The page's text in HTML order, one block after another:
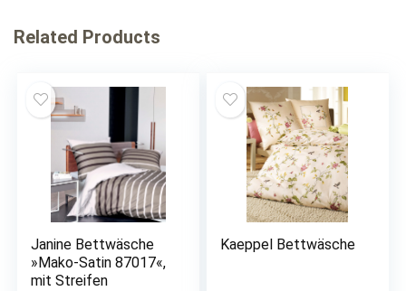
Related Products
Janine Bettwäsche
»Mako-Satin 87017«,
mit Streifen
Kaeppel Bettwäsche